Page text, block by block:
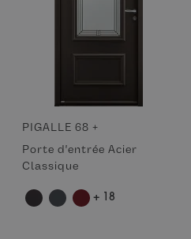
PIGALLE 68 +
Porte d'entrée Acier
Classique
+ 18